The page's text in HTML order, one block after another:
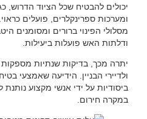
יכולים להבטיח שכל הציוד הדרוש,
ומערכות ספרינקלרים, פועלים
מסלולי הפינוי ברורים ומסומנים
ודלתות האש פועלות ביעילות.
יתרה מכך, בדיקות שנתיות מספקות
ולדיירי הבניין. הידיעה שאמצעי
ביסודיות על ידי אנשי מקצוע
במקרה חירום.